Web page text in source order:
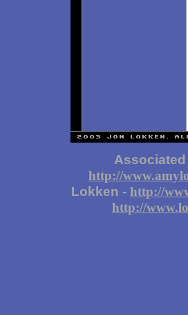
http://
Lokken - http://
http://